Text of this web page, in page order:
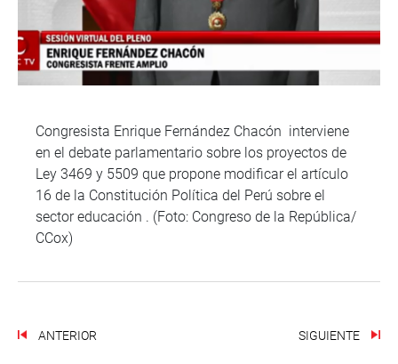
Congresista Enrique Fernández Chacón interviene
en el debate parlamentario sobre los proyectos de
Ley 3469 y 5509 que propone modificar el artículo
16 de la Constitución Política del Perú sobre el
sector educación . (Foto: Congreso de la República/
CCox)
ANTERIOR SIGUIENTE